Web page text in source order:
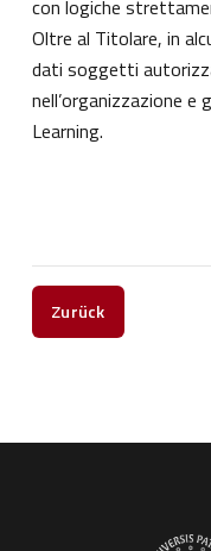
con logiche
Oltre al Titolare, in
dati soggetti
nell’organizzazione
Learning.
Zurück